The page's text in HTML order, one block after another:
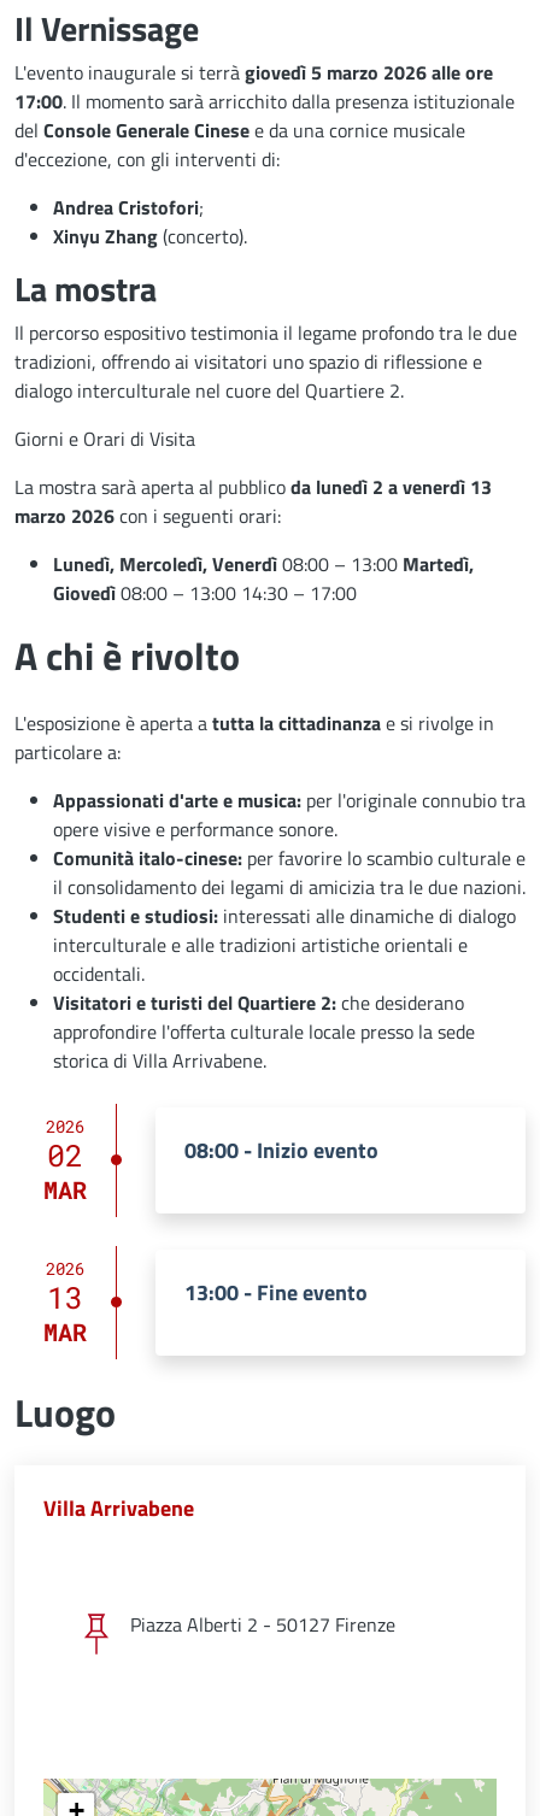
Il Vernissage
L'evento inaugurale si terràgiovedì 5 marzo 2026 alle ore
17:00. Il momento sarà arricchito dalla presenza istituzionale
del Console Generale Cinesee da una cornice musicale
d'eccezione, con gli interventi di:
Andrea Cristofori;
Xinyu Zhang(concerto).
La mostra
Il percorso espositivo testimonia il legame profondo tra le due
tradizioni, offrendo ai visitatori uno spazio di riflessione e
dialogo interculturale nel cuore del Quartiere 2.
Giorni e Orari di Visita
La mostra sarà aperta al pubblicoda lunedì 2 a venerdì 13
marzo 2026con i seguenti orari:
Lunedì, Mercoledì, Venerdì08:00 – 13:00 Martedì,
Giovedì08:00 – 13:00 14:30 – 17:00
A chi è rivolto
L'esposizione è aperta atutta la cittadinanzae si rivolge in
particolare a:
Appassionati d'arte e musica: per l'originale connubio tra
opere visive e performance sonore.
Comunità italo-cinese: per favorire lo scambio culturale e
il consolidamento dei legami di amicizia tra le due nazioni.
Studenti e studiosi: interessati alle dinamiche di dialogo
interculturale e alle tradizioni artistiche orientali e
occidentali.
Visitatori e turisti del Quartiere 2:che desiderano
approfondire l'offerta culturale locale presso la sede
storica di Villa Arrivabene.
2026
02
MAR
08:00 - Inizio evento
2026
13
MAR
13:00 - Fine evento
Luogo
Villa Arrivabene
Piazza Alberti 2 - 50127 Firenze